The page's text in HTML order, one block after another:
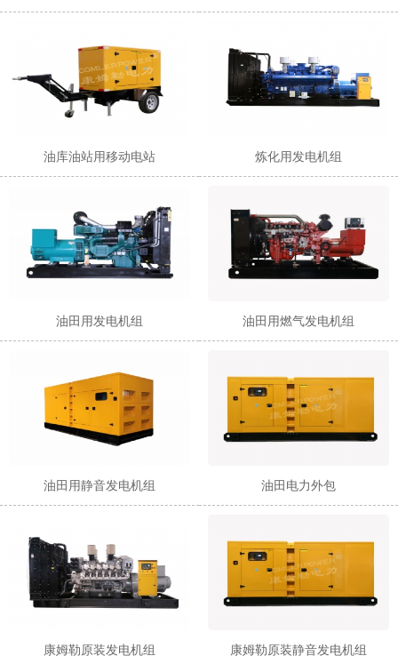
油库油站用移动电站 炼化用发电机组
油田用发电机组 油田用燃气发电机组
油田用静音发电机组 油田电力外包
康姆勒原装发电机组 康姆勒原装静音发电机组